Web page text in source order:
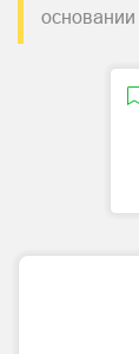
основании